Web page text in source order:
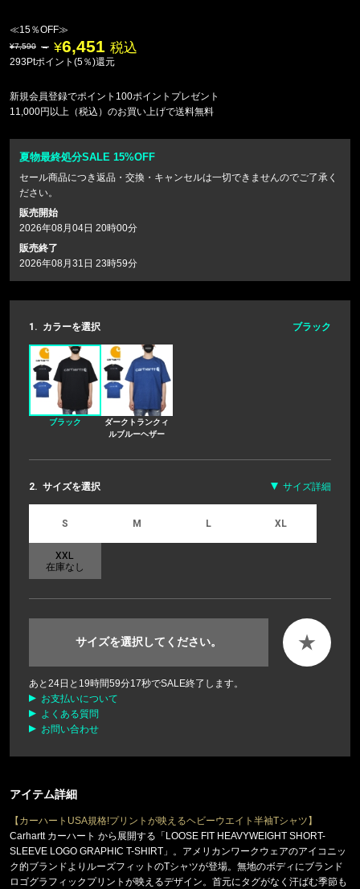
≪15％OFF≫
7,590 6,451 税込
293Ptポイント(5％)還元
新規会員登録でポイント100ポイントプレゼント
11,000円以上（税込）のお買い上げで送料無料
夏物最終処分SALE 15%OFF
セール商品につき返品・交換・キャンセルは一切できませんのでご了承く
ださい。
販売開始
2026年08月04日 20時00分
販売終了
2026年08月31日 23時59分
1. カラーを選択 ブラック
ブラック
ダークトランクィ
ルブルーヘザー
2. サイズを選択 サイズ詳細
S M L XL
XXL
在庫なし
サイズを選択してください。 ★
あと 24日と 19時間59分16秒でSALE終了します。
お支払いについて
よくある質問
お問い合わせ
アイテム詳細
【カーハートUSA規格!プリントが映えるヘビーウエイト半袖Tシャツ】
Carhartt カーハート から展開する「LOOSE FIT HEAVYWEIGHT SHORT-
SLEEVE LOGO GRAPHIC T-SHIRT」。アメリカンワークウェアのアイコニッ
ク的ブランドよりルーズフィットのTシャツが登場。無地のボディにブランド
ロゴグラフィックプリントが映えるデザイン。首元にタグがなく汗ばむ季節も